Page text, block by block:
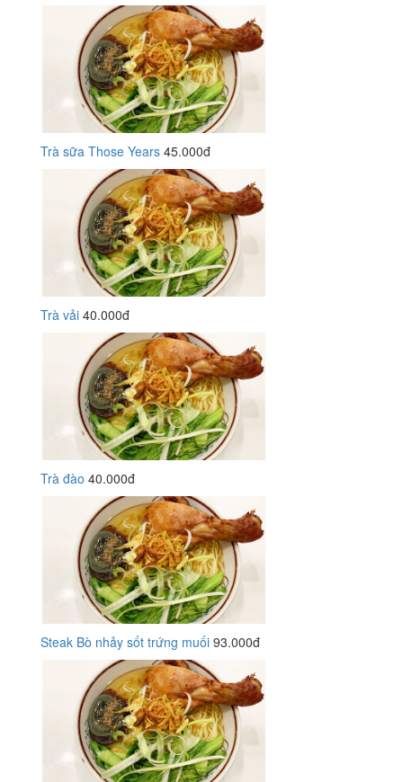
Trà sữa Those Years 45.000đ
Trà vải 40.000đ
Trà đào 40.000đ
Steak Bò nhảy sốt trứng muối 93.000đ